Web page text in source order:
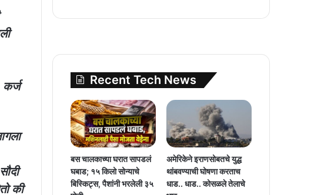
की
Recent Tech News
बस चालकाच्या घरात सापडलं
घबाड; १५ किलो सोन्याचे
बिस्किट्स, पैशांनी भरलेली ३५
अमेरिकेने इराणसोबतचे युद्ध
थांबवण्याची घोषणा करताच
धाड.. धाड.. कोसळले तेलाचे